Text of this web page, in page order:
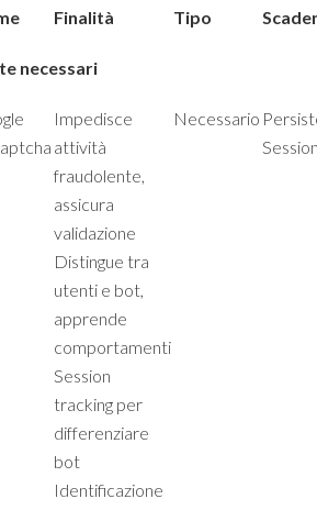
Finalità Tipo
necessari
Impedisce
attività
fraudolente,
assicura
validazione
Distingue tra
utenti e bot,
apprende
comportamenti
Session
tracking per
differenziare
bot
Identificazione
Necessario